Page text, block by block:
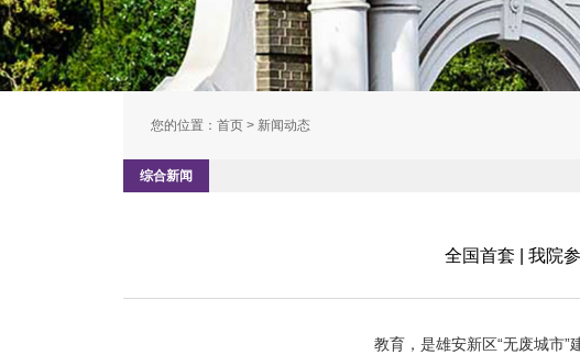
您的位置： 首页 > 新闻动态
综合新闻
全国首套 | 我院
教育，是雄安新区“无废城市”